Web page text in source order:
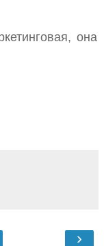
она
›